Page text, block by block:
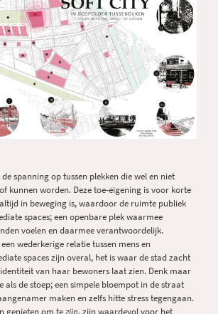
spanning op tussen plekken die wel en niet
kunnen worden. Deze toe-eigening is voor korte
in beweging is, waardoor de ruimte publiek
spaces; een openbare plek waarmee
voelen en daarmee verantwoordelijk.
wederkerige relatie tussen mens en
spaces zijn overal, het is waar de stad zacht
van haar bewoners laat zien. Denk maar
als de stoep; een simpele bloempot in de straat
maken en zelfs hitte stress tegengaan.
genieten om tezijn, zijn waardevol voor het